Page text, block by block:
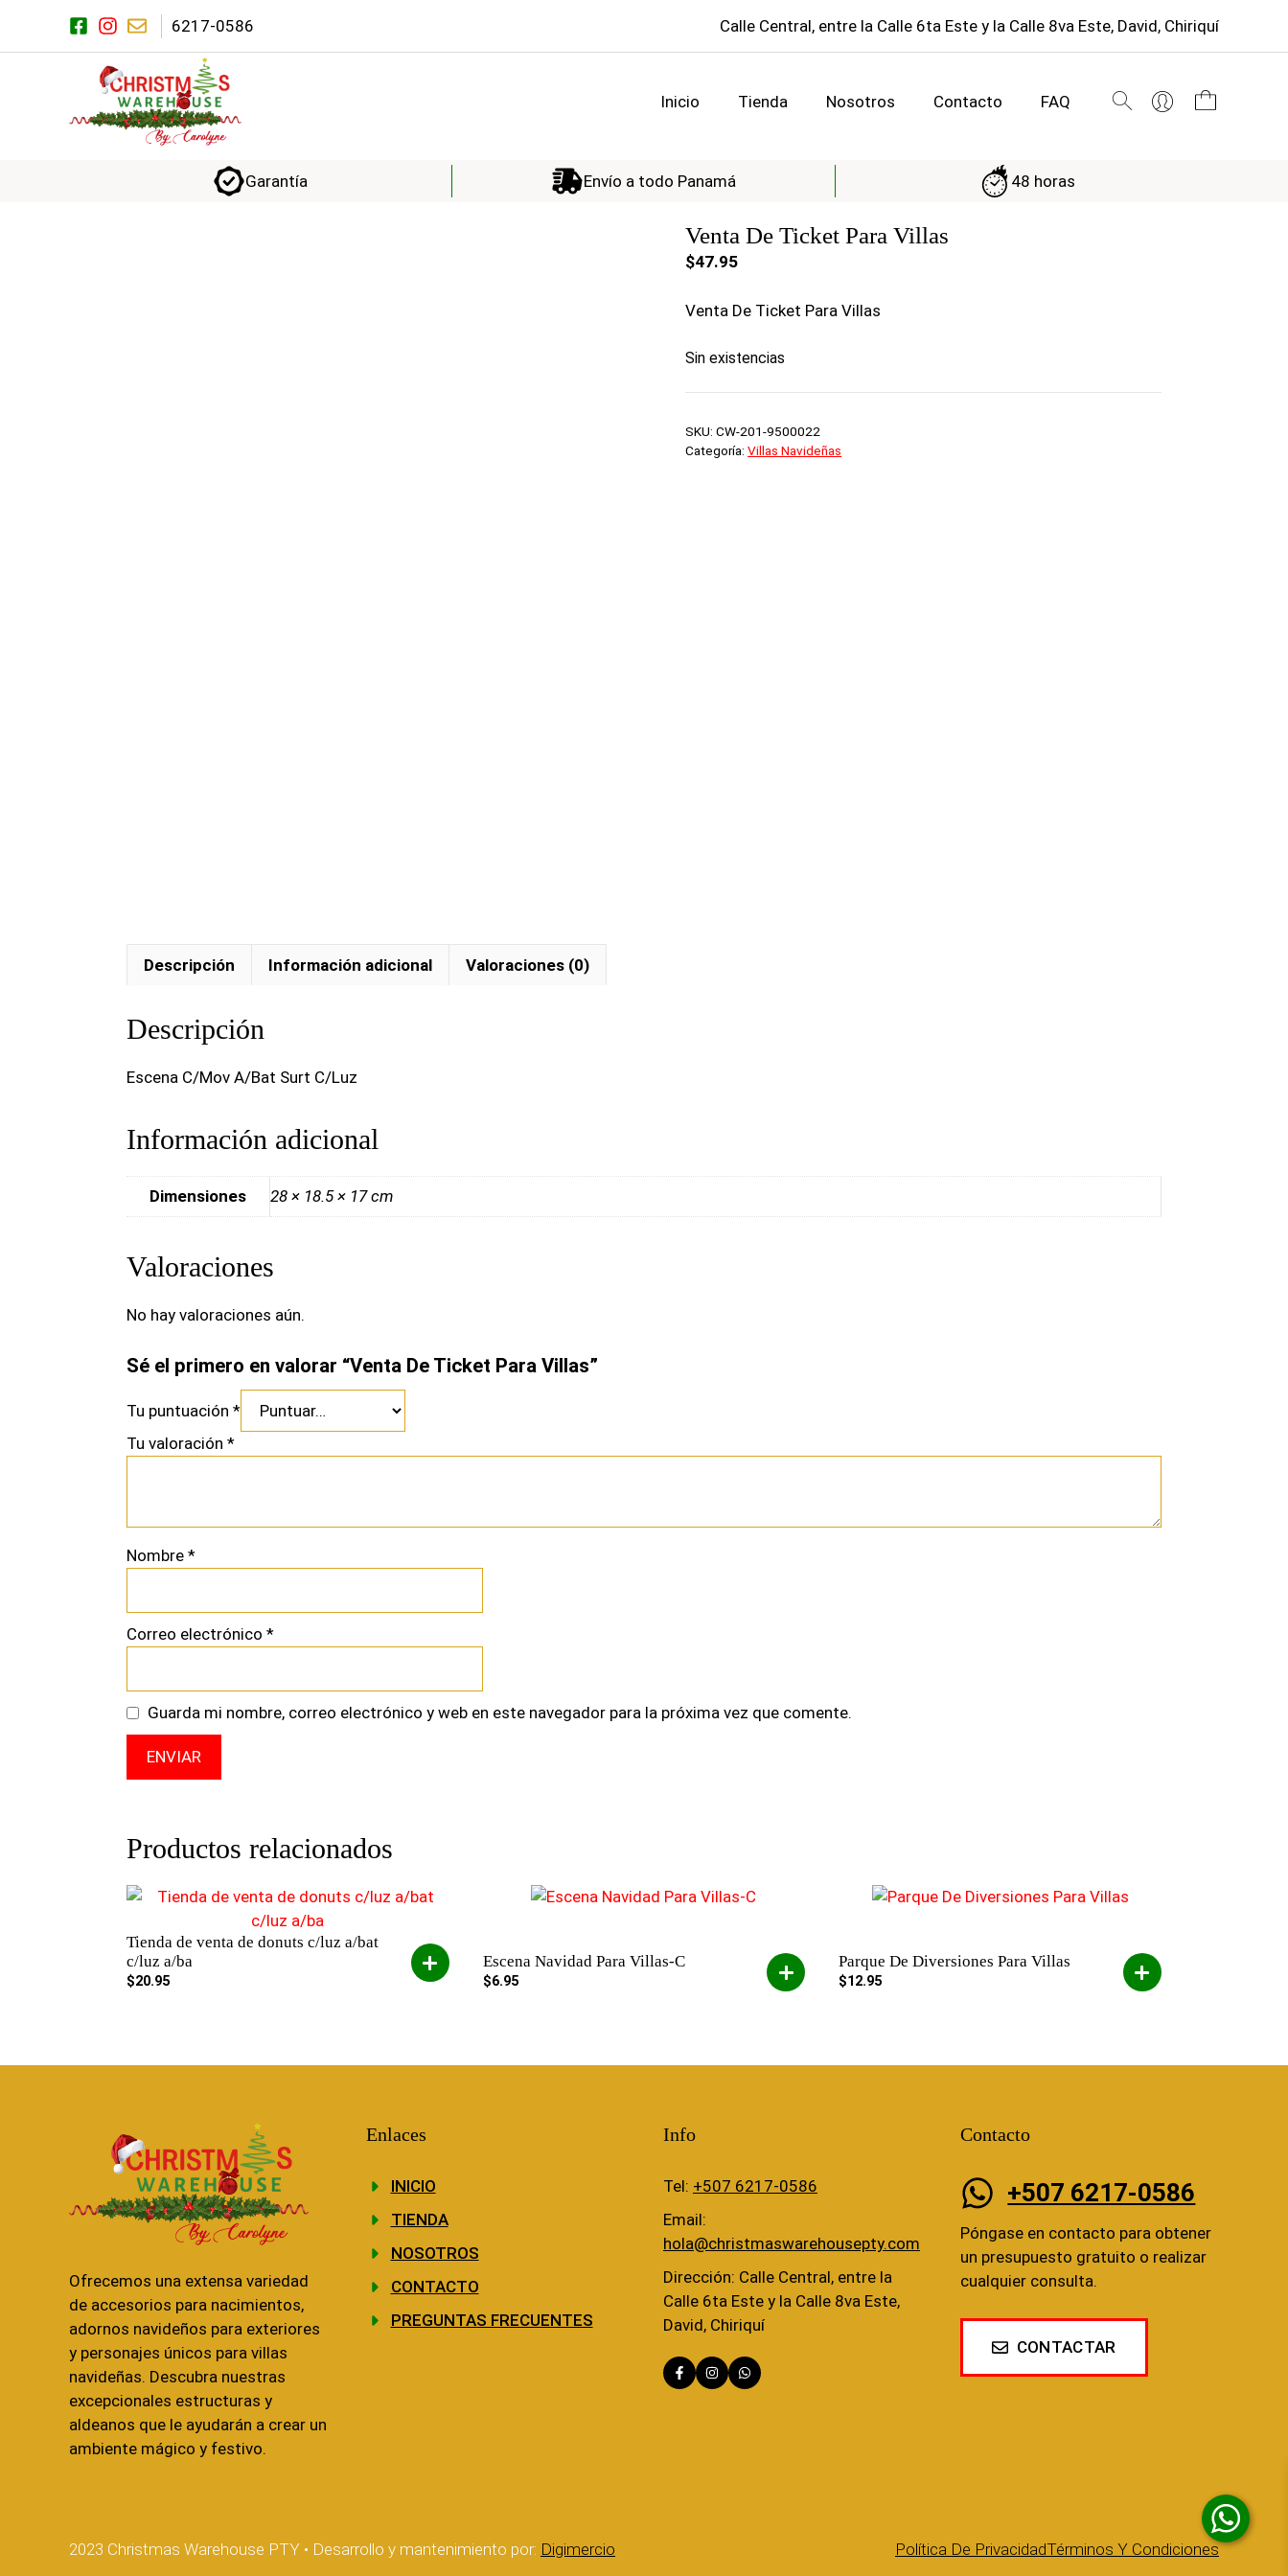
contenido
6217-0586 Calle Central, entre la Calle 6ta Este y la Calle 8va Este, David, Chiriquí
Inicio Tienda Nosotros Contacto FAQ
Garantía Envío a todo Panamá 48 horas
Venta De Ticket Para Villas
$47.95
Venta De Ticket Para Villas
Sin existencias
SKU:CW-201-9500022
Categoría:Villas Navideñas
Descripción Información adicional Valoraciones (0)
Descripción
Escena C/Mov A/Bat Surt C/Luz
Información adicional
Dimensiones 28 × 18.5 × 17 cm
Valoraciones
No hay valoraciones aún.
Sé el primero en valorar “Venta De Ticket Para Villas”
Tu puntuación *
Tu valoración *
Nombre *
Correo electrónico *
Guarda mi nombre, correo electrónico y web en este navegador para la próxima vez que comente.
Productos relacionados
Tienda de venta de donuts c/luz a/bat
c/luz a/ba
$20.95
Escena Navidad Para Villas-C
$6.95
Parque De Diversiones Para Villas
$12.95
Ofrecemos una extensa variedad
de accesorios para nacimientos,
adornos navideños para exteriores
y personajes únicos para villas
navideñas. Descubra nuestras
excepcionales estructuras y
aldeanos que le ayudarán a crear un
ambiente mágico y festivo.
Enlaces
INICIO
TIENDA
NOSOTROS
CONTACTO
PREGUNTAS FRECUENTES
Info
Tel: +507 6217-0586
Email:
hola@christmaswarehousepty.com
Dirección: Calle Central, entre la
Calle 6ta Este y la Calle 8va Este,
David, Chiriquí
Contacto
+507 6217-0586
Póngase en contacto para obtener
un presupuesto gratuito o realizar
cualquier consulta.
CONTACTAR
2023 Christmas Warehouse PTY • Desarrollo y mantenimiento por: Digimercio Política De PrivacidadTérminos Y Condiciones